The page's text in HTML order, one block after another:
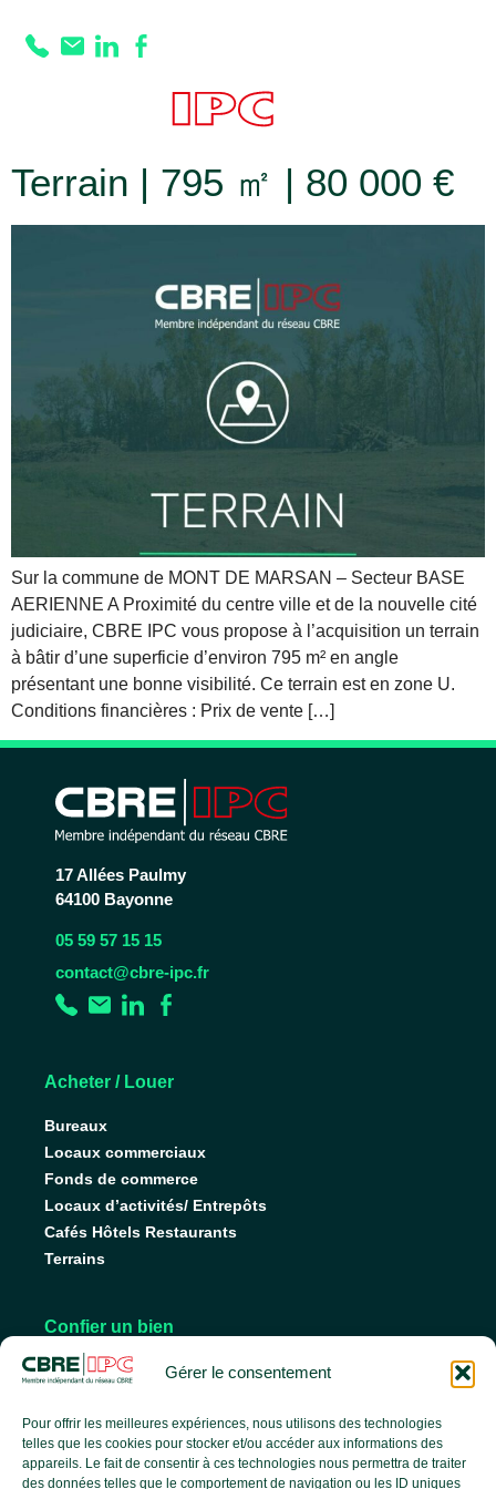
Gérer le consentement
Pour offrir les meilleures expériences, nous utilisons des technologies
telles que les cookies pour stocker et/ou accéder aux informations des
appareils. Le fait de consentir à ces technologies nous permettra de traiter
des données telles que le comportement de navigation ou les ID uniques
Prestation :
Situation 2a
Terrain | 795 ㎡ | 80 000 €
Sur la commune de MONT DE MARSAN – Secteur BASE
AERIENNE A Proximité du centre ville et de la nouvelle cité
judiciaire, CBRE IPC vous propose à l’acquisition un terrain
à bâtir d’une superficie d’environ 795 m² en angle
présentant une bonne visibilité. Ce terrain est en zone U.
Conditions financières : Prix de vente […]
17 Allées Paulmy
64100 Bayonne
05 59 57 15 15
contact@cbre-ipc.fr
Acheter / Louer
Bureaux
Locaux commerciaux
Fonds de commerce
Locaux d’activités/ Entrepôts
Cafés Hôtels Restaurants
Terrains
Confier un bien
Nos conseils pour vendre
Faire gérer son bien